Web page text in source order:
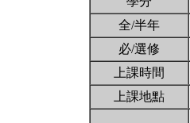
全/半年
必/選修
上課時間
上課地點